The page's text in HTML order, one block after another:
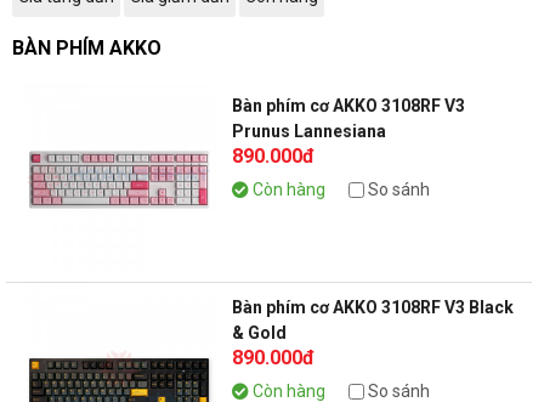
BÀN PHÍM AKKO
Bàn phím cơ AKKO 3108RF V3
Prunus Lannesiana
890.000đ
Còn hàng So sánh
Bàn phím cơ AKKO 3108RF V3 Black
& Gold
890.000đ
Còn hàng So sánh